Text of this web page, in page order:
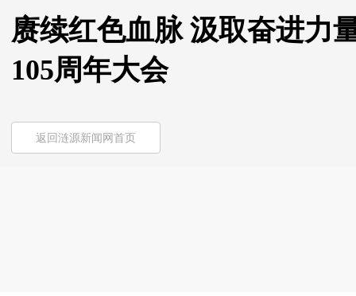
赓续红色血脉 汲取奋进力
105周年大会
返回涟源新闻网首页